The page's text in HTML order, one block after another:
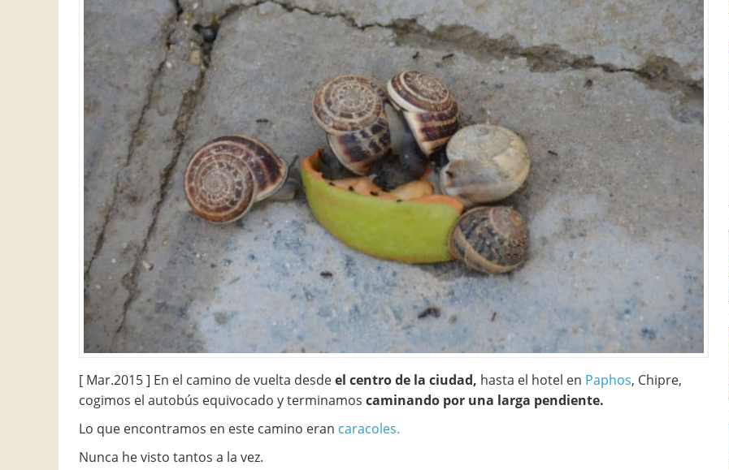
[ Mar.2015 ] En el camino de vuelta desdeel centro de la ciudad, hasta el hotel en Paphos, Chipre,
cogimos el autobús equivocado y terminamos caminando por una larga pendiente.
Lo que encontramos en este camino eran caracoles.
Nunca he visto tantos a la vez.